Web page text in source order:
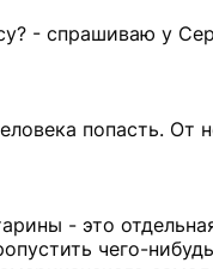
- спрашиваю у
попасть. От
- это
чего-